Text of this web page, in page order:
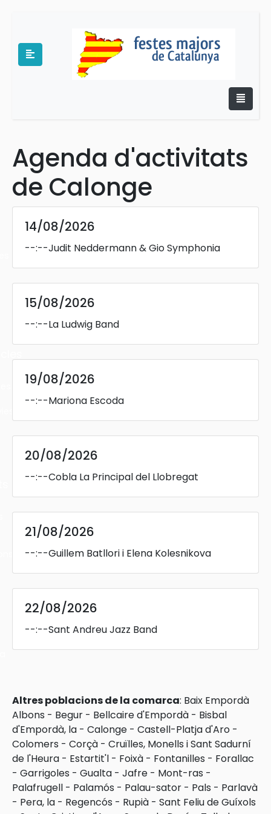
Agenda d'activitats
de Calonge
14/08/2026
--:--Judit Neddermann & Gio Symphonia
15/08/2026
--:--La Ludwig Band
19/08/2026
--:--Mariona Escoda
20/08/2026
--:--Cobla La Principal del Llobregat
21/08/2026
--:--Guillem Batllori i Elena Kolesnikova
22/08/2026
--:--Sant Andreu Jazz Band
Altres poblacions de la comarca: Baix Empordà
Albons - Begur - Bellcaire d'Empordà - Bisbal
d'Empordà, la - Calonge - Castell-Platja d'Aro -
Colomers - Corçà - Cruïlles, Monells i Sant Sadurní
de l'Heura - Estartit'l - Foixà - Fontanilles - Forallac
- Garrigoles - Gualta - Jafre - Mont-ras -
Palafrugell - Palamós - Palau-sator - Pals - Parlavà
- Pera, la - Regencós - Rupià - Sant Feliu de Guíxols